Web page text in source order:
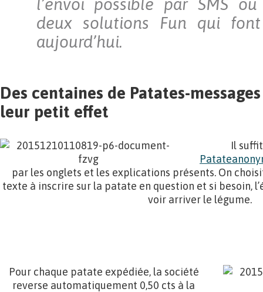
l’envoi possible par SMS
deux solutions Fun qui
aujourd’hui.
Des centaines de Patates-
leur petit effet
Il
par les onglets et les explications présents. On
texte à inscrire sur la patate en question et si besoin,
voir arriver le légume.
Pour chaque patate expédiée, la société
reverse automatiquement 0,50 cts à la